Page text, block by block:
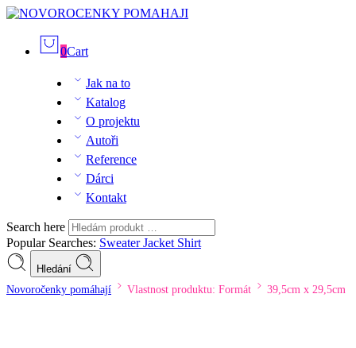
0Cart
Jak na to
Katalog
O projektu
Autoři
Reference
Dárci
Kontakt
Search here
Popular Searches: SweaterJacket Shirt
Hledání
Novoročenky pomáhají Vlastnost produktu: Formát 39,5cm x 29,5cm